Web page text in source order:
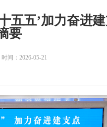
五’加力奋进
要
：2026-05-21